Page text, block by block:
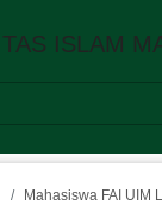
Mahasiswa FAI UIM